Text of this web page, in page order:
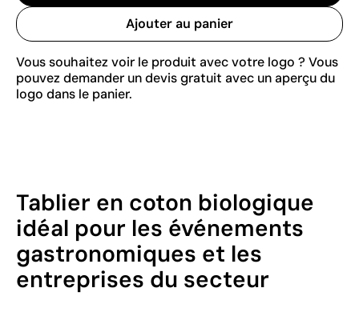
Ajouter au panier
Vous souhaitez voir le produit avec votre logo ? Vous
pouvez demander un devis gratuit avec un aperçu du
logo dans le panier.
Tablier en coton biologique
idéal pour les événements
gastronomiques et les
entreprises du secteur